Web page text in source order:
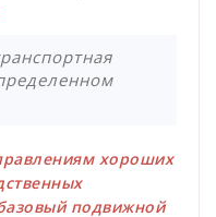
хороших
подвижной